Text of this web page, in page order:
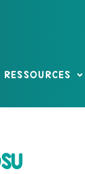
RESSOURCES